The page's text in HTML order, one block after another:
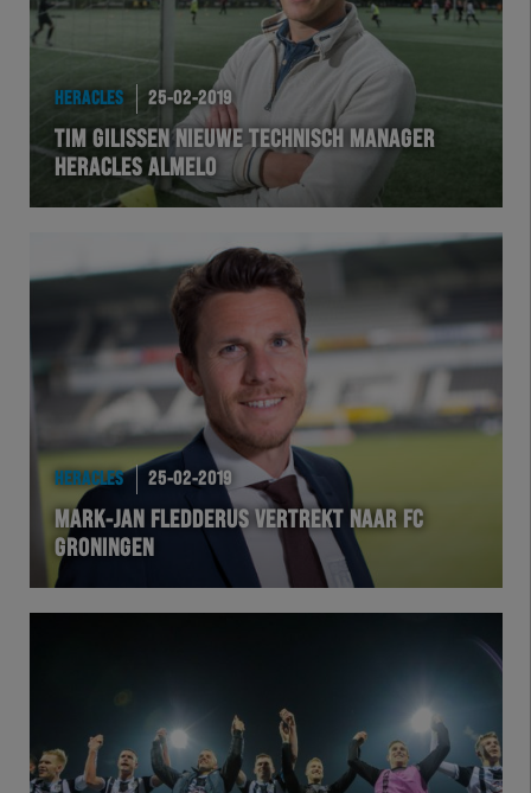
HERACLES 25-02-2019
TIM GILISSEN NIEUWE TECHNISCH MANAGER
HERACLES ALMELO
HERACLES 25-02-2019
MARK-JAN FLEDDERUS VERTREKT NAAR FC
GRONINGEN